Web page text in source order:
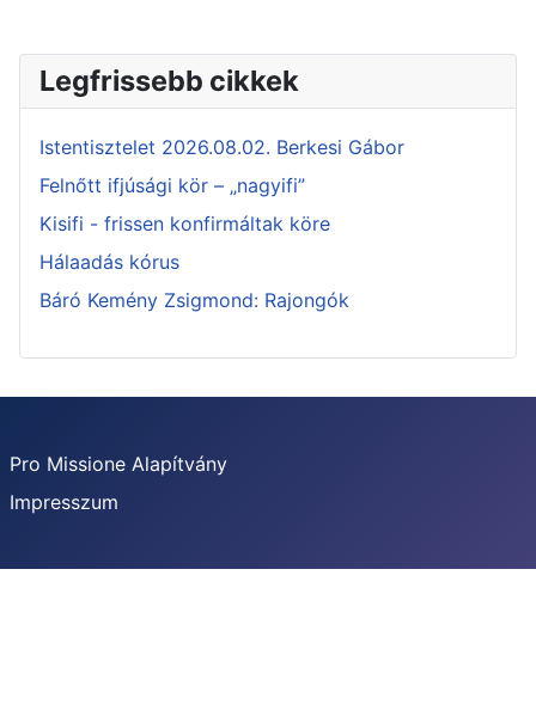
Legfrissebb cikkek
Istentisztelet 2026.08.02. Berkesi Gábor
Felnőtt ifjúsági kör – „nagyifi”
Kisifi - frissen konfirmáltak köre
Hálaadás kórus
Báró Kemény Zsigmond: Rajongók
Pro Missione Alapítvány
Impresszum